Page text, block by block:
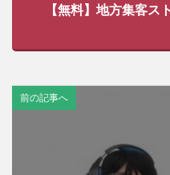
【無料】地方集客ス
前の記事へ